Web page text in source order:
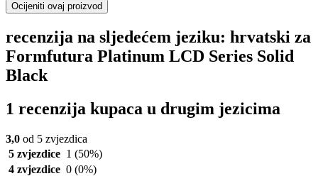
Ocijeniti ovaj proizvod
recenzija na sljedećem jeziku: hrvatski za
Formfutura Platinum LCD Series Solid
Black
1 recenzija kupaca u drugim jezicima
3,0 od 5 zvjezdica
5 zvjezdice 1 (50%)
4 zvjezdice 0 (0%)